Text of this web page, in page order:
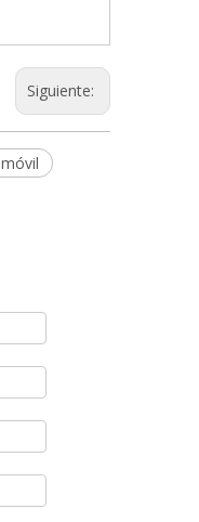
Siguiente: